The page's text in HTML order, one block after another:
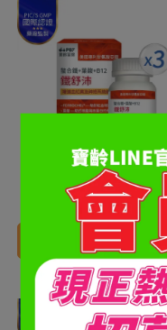
鐵舒沛®螯合鐵+葉酸
+B12(60顆/盒)x3入
NT$1,599 NT$2,397
加入購物車